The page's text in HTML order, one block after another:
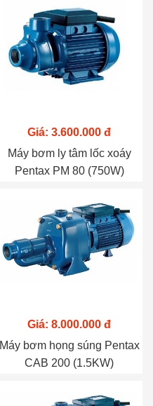
Giá: 3.600.000 đ
Máy bơm ly tâm lốc xoáy
Pentax PM 80 (750W)
Giá: 8.000.000 đ
Máy bơm họng súng Pentax
CAB 200 (1.5KW)